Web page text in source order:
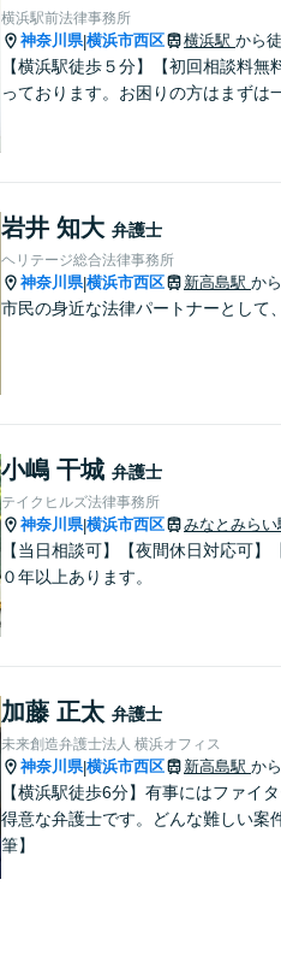
横浜駅前法律事務所
神奈川県|横浜市西区 横浜駅 から
【横浜駅徒歩５分】【初回相談料
っております。お困りの方はまずは
岩井 知大 弁護士
ヘリテージ総合法律事務所
神奈川県|横浜市西区 新高島駅 か
市民の身近な法律パートナーとして
小嶋 干城 弁護士
テイクヒルズ法律事務所
神奈川県|横浜市西区 みなとみらい
【当日相談可】【夜間休日対応可
０年以上あります。
加藤 正太 弁護士
未来創造弁護士法人 横浜オフィス
神奈川県|横浜市西区 新高島駅 か
【横浜駅徒歩6分】有事にはファイ
得意な弁護士です。どんな難しい案
筆】